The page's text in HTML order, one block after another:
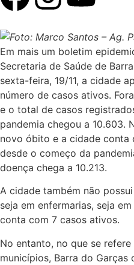
Foto: Marco Santos – Ag.
Em mais um boletim
Secretaria de Saúde de
sexta-feira, 19/11, a cidade
número de casos ativos.
e o total de casos
pandemia chegou a 10.603.
novo óbito e a cidade
desde o começo da
doença chega a 10.213.
A cidade também não
seja em enfermarias, seja
conta com 7 casos ativos.
No entanto, no que se
municípios, Barra do